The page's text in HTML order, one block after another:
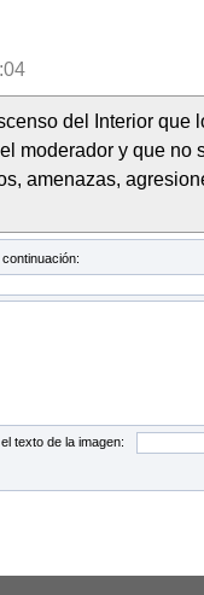
del Interior que
moderador y que no
amenazas,
texto de la imagen: